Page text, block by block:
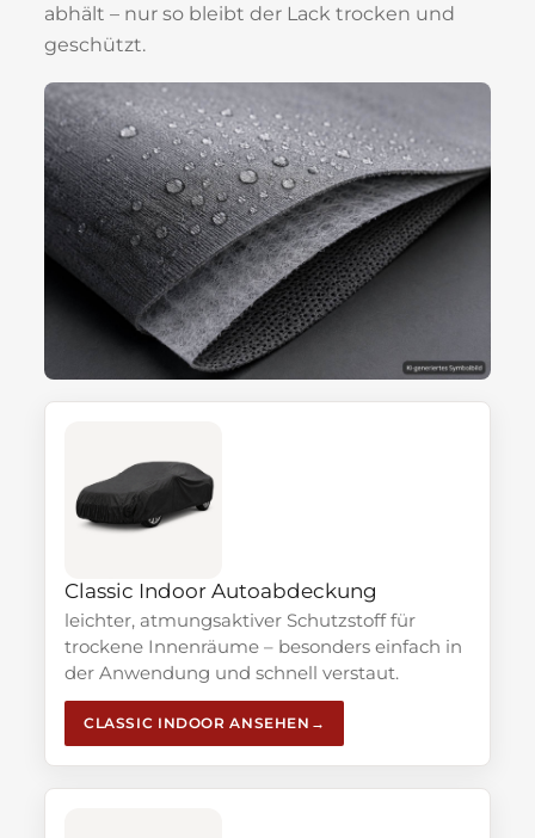
abhält – nur so bleibt der Lack trocken und
geschützt.
Classic Indoor Autoabdeckung
leichter, atmungsaktiver Schutzstoff für
trockene Innenräume – besonders einfach in
der Anwendung und schnell verstaut.
CLASSIC INDOOR ANSEHEN